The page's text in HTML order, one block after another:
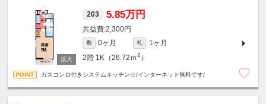
203 5.85万円
2,300円
敷 0ヶ月 礼
1ヶ月
2階 1K（26.72ｍ2 ）
ガスコンロ付きシステムキッチン☆/インターネット無料です/